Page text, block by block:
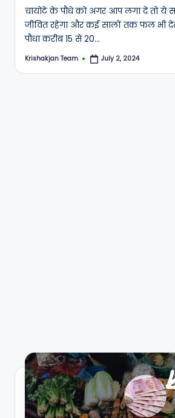
चायोटे के पौधे को अगर आप लगा दें तो ये
जीवित रहेगा और कई सालों तक फल भी
पौधा करीब 15 से 20…
Posted
Krishakjan Team July 2, 2024